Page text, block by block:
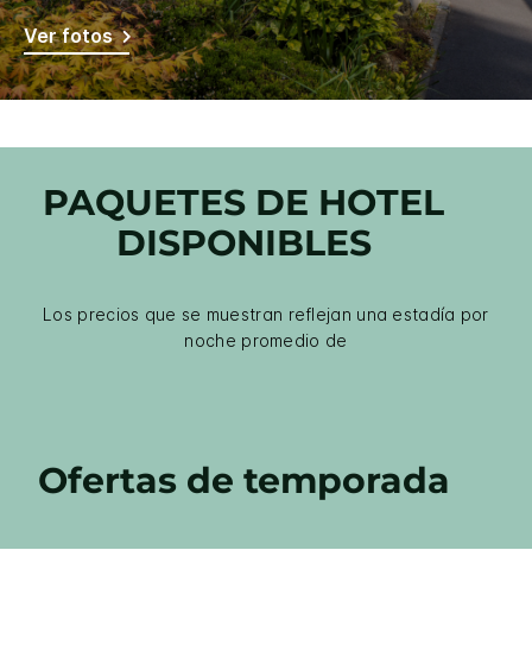
Ver fotos
PAQUETES DE HOTEL
DISPONIBLES
Los precios que se muestran reflejan una estadía por
noche promedio de
Ofertas de temporada